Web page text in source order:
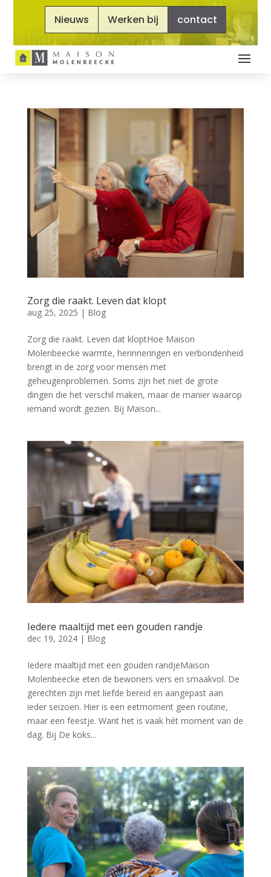
Nieuws Werken bij contact
Zorg die raakt. Leven dat klopt
aug 25, 2025 | Blog
Zorg die raakt. Leven dat kloptHoe Maison
Molenbeecke warmte, herinneringen en verbondenheid
brengt in de zorg voor mensen met
geheugenproblemen. Soms zijn het niet de grote
dingen die het verschil maken, maar de manier waarop
iemand wordt gezien. Bij Maison...
Iedere maaltijd met een gouden randje
dec 19, 2024| Blog
Iedere maaltijd met een gouden randjeMaison
Molenbeecke eten de bewoners vers en smaakvol. De
gerechten zijn met liefde bereid en aangepast aan
ieder seizoen. Hier is een eetmoment geen routine,
maar een feestje. Want het is vaak hét moment van de
dag. Bij De koks...